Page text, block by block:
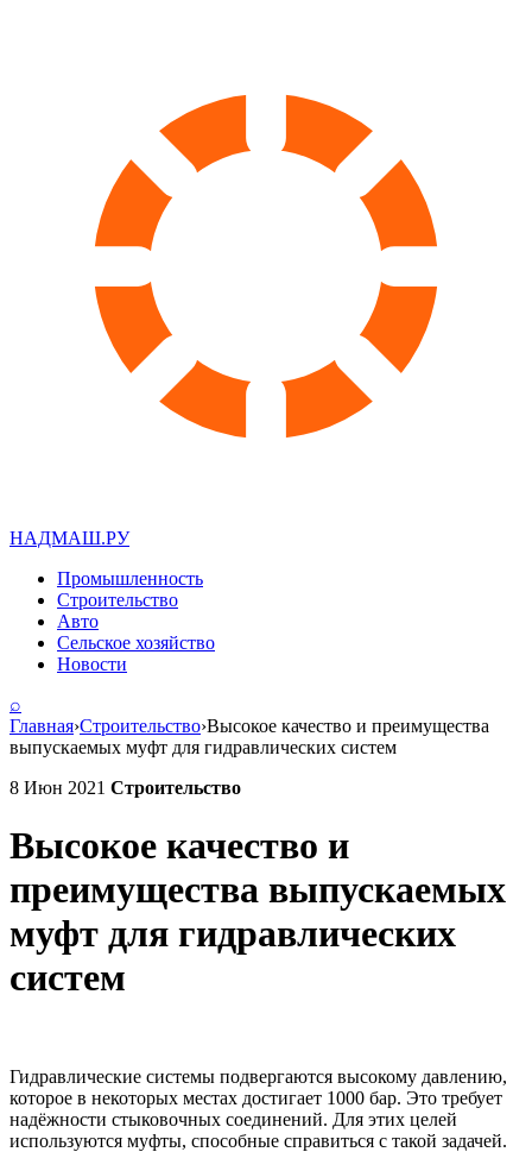
НАДМАШ.РУ
Промышленность
Строительство
Авто
Сельское хозяйство
Новости
⌕
Главная›Строительство›Высокое качество и преимущества
выпускаемых муфт для гидравлических систем
8 Июн 2021 Строительство
Высокое качество и
преимущества выпускаемых
муфт для гидравлических
систем
Гидравлические системы подвергаются высокому давлению,
которое в некоторых местах достигает 1000 бар. Это требует
надёжности стыковочных соединений. Для этих целей
используются муфты, способные справиться с такой задачей.